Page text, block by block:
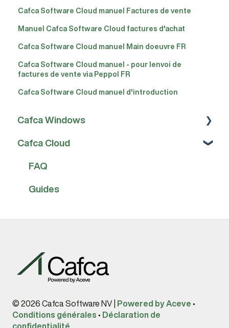
Cafca Software Cloud manuel Factures de vente
Manuel Cafca Software Cloud factures d'achat
Cafca Software Cloud manuel Main doeuvre FR
Cafca Software Cloud manuel - pour lenvoi de
factures de vente via Peppol FR
Cafca Software Cloud manuel d'introduction
Cafca Windows
FAQ
Manuels
Cafca Cloud
FAQ
Guides
© 2026 Cafca Software NV | Powered by Aceve •
Conditions générales • Déclaration de